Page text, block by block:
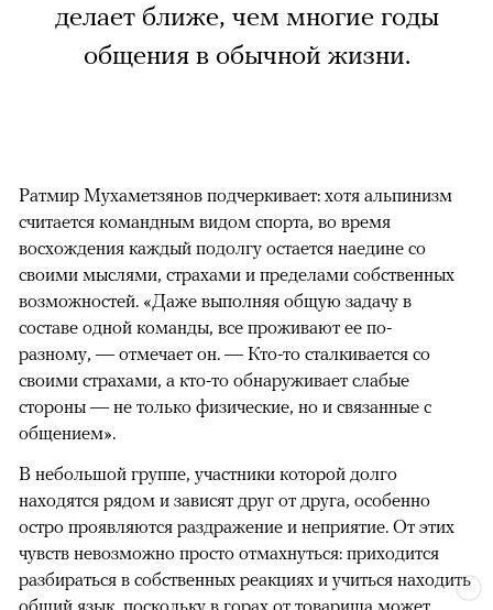
делает ближе, чем многие годы
общения в обычной жизни.
Ратмир Мухаметзянов подчеркивает: хотя альпинизм
считается командным видом спорта, во время
восхождения каждый подолгу остается наедине со
своими мыслями, страхами и пределами собственных
возможностей. «Даже выполняя общую задачу в
составе одной команды, все проживают ее по-
разному, — отмечает он. — Кто-то сталкивается со
своими страхами, а кто-то обнаруживает слабые
стороны — не только физические, но и связанные с
общением».
В небольшой группе, участники которой долго
находятся рядом и зависят друг от друга, особенно
остро проявляются раздражение и неприятие. От этих
чувств невозможно просто отмахнуться: приходится
разбираться в собственных реакциях и учиться находить